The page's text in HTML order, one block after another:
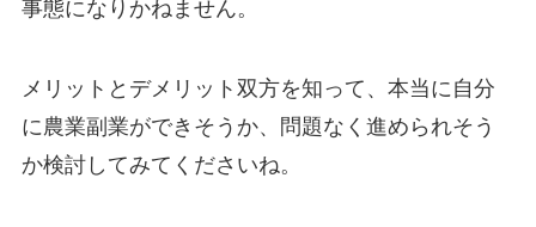
事態になりかねません。
メリットとデメリット双方を知って、本当に自分
に農業副業ができそうか、問題なく進められそう
か検討してみてくださいね。